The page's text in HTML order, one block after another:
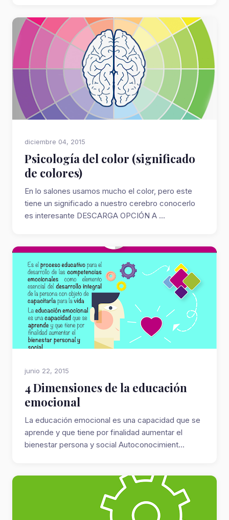
diciembre 04, 2015
Psicología del color (significado
de colores)
En lo salones usamos mucho el color, pero este
tiene un significado a nuestro cerebro conocerlo
es interesante DESCARGA OPCIÓN A ...
junio 22, 2015
4 Dimensiones de la educación
emocional
La educación emocional es una capacidad que se
aprende y que tiene por finalidad aumentar el
bienestar persona y social Autoconocimient...